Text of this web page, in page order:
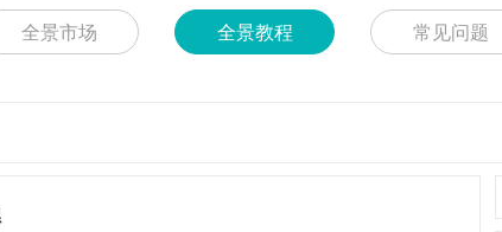
全景市场 全景教程 常见问题